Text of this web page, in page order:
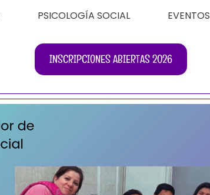
PSICOLOGÍA SOCIAL EVENTOS
INSCRIPCIONES ABIERTAS 2026